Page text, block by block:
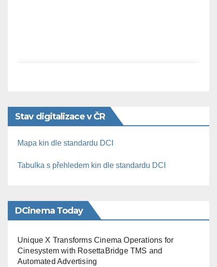
Stav digitalizace v ČR
Mapa kin dle standardu DCI
Tabulka s přehledem kin dle standardu DCI
DCinema Today
Unique X Transforms Cinema Operations for
Cinesystem with RosettaBridge TMS and
Automated Advertising